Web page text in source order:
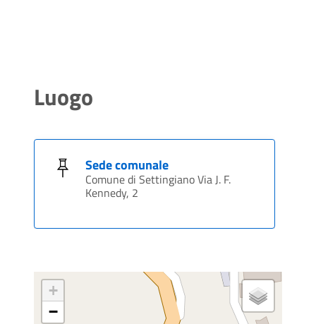
Luogo
Sede comunale
Comune di Settingiano Via J. F.
Kennedy, 2
+
−